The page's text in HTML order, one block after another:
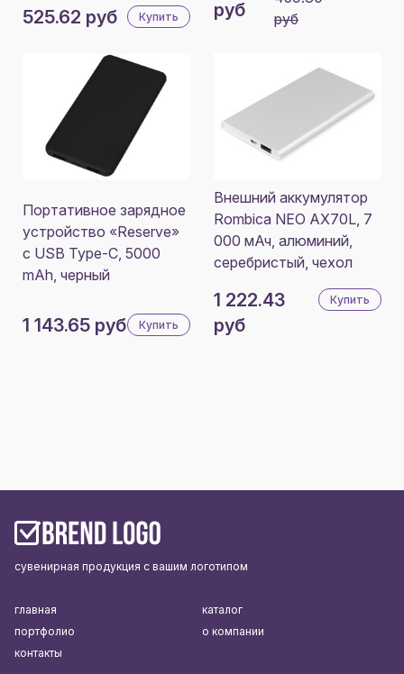
525.62 руб Купить
руб
руб
Портативное зарядное
устройство «Reserve»
с USB Type-C, 5000
mAh, черный
1 143.65 руб Купить
Внешний аккумулятор
Rombica NEO AX70L, 7
000 мАч, алюминий,
серебристый, чехол
1 222.43
руб
Купить
сувенирная продукция с вашим логотипом
главная
каталог
портфолио
о компании
контакты